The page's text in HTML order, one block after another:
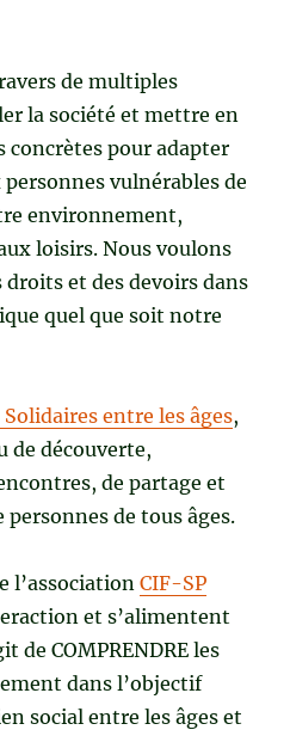
de multiples
la société et mettre en
concrètes pour adapter
vulnérables de
environnement,
loisirs. Nous voulons
et des devoirs dans
quel que soit notre
Solidaires entre les âges,
de découverte,
de partage et
de tous âges.
l’associationCIF-SP
et s’alimentent
de COMPRENDRE les
dans l’objectif
social entre les âges et